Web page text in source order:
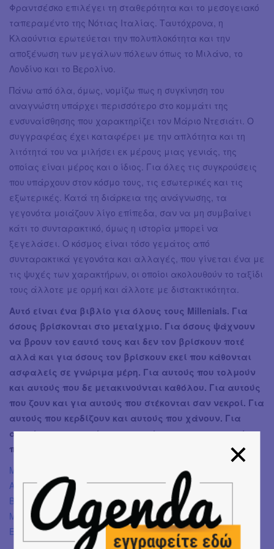
Φραντσέσκο επιλέγει τη σταθερότητα και το μεσογειακό
ταπεραμέντο της Νότιας Ιταλίας. Ταυτόχρονα, η
Κλαούντια ερωτεύεται την πολυπλοκότητα και την
αποξένωση των μεγάλων πόλεων όπως το Μιλάνο, το
Λονδίνο και το Βερολίνο.
Πάνω από όλα, όμως, νομίζω πως η συγκίνηση του
αναγνώστη υπάρχει περισσότερο στο κομμάτι της
ενσυναίσθησης που χαρακτηρίζει τον Μάριο Ντεσιάτι. Ο
συγγραφέας έχει καταφέρει με την απλότητα και τη
λιτότητά του να μιλήσει εκ μέρους μιας γενιάς, της
οποίας είναι μέρος και ο ίδιος. Για όλες τις συγκρούσεις
που υπάρχουν στον κόσμο τους, τις εσωτερικές και τις
εξωτερικές. Κατά τη διάρκεια της ανάγνωσης, τα
γεγονότα μοιάζουν λίγο επίπεδα, σαν να μη συμβαίνει
κάτι το συνταρακτικό, όμως η ιστορία μπορεί να
ξεγελάσει. Ο κόσμος είναι τόσο γεμάτος από
συνταρακτικά γεγονότα και αλλαγές, που γίνεται ένα με
τις ψυχές των χαρακτήρων, οι οποίοι ακολουθούν το ταξίδι
τους άλλοτε με ορμή και άλλοτε με διστακτικότητα.
Αυτό είναι ένα βιβλίο για όλους τους Millenials. Για
όσους βρίσκονται στο μεταίχμιο. Για όσους ψάχνουν
να βρουν τον εαυτό τους και δεν τον βρίσκουν ποτέ
αλλά και για όσους τον βρίσκουν εκεί που κάθονται
ασφαλείς σε γνώριμα μέρη. Για αυτούς που τολμούν
και αυτούς που δε μετακινούνται καθόλου. Για αυτούς
που ζουν και για αυτούς που στέκονται σαν νεκροί. Για
αυτούς που κερδίζουν και αυτούς που χάνουν. Για
αυτούς που ονειρεύονται να φύγουν και για αυτούς
που δε φεύγουν ποτέ.
Mario Desiati
Ασυμβίβαστοι
Βραβείο Premio Strega 2022
Μετάφραση: Δήμητρα Δότση
Εκδόσεις Κλειδάριθμος